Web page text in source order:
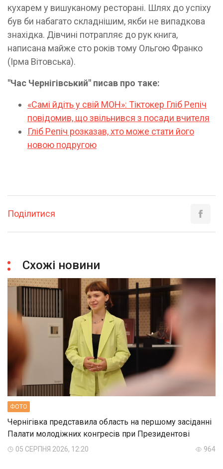
кухарем у вишуканому ресторані. Шлях до успіху
був би набагато складнішим, якби не випадкова
знахідка. Дівчині потрапляє до рук книга,
написана майже сто років тому Ольгою Франко
(Ірма Вітовська).
"Час Чернігівський" писав про таке:
«Самі йдіть у свій МОН»: Тіктокер Гліб Репіч
повідомив, що звільнився з посади вчителя
Гліб Репіч розказав, хто може стати його
новою подругою
Поділитися
Схожі новини
ФОТО
Чернігівка представила область на першому засіданні
Палати молодіжних конгресів при Президентові
05 СЕРПНЯ 2026, 12:20 964